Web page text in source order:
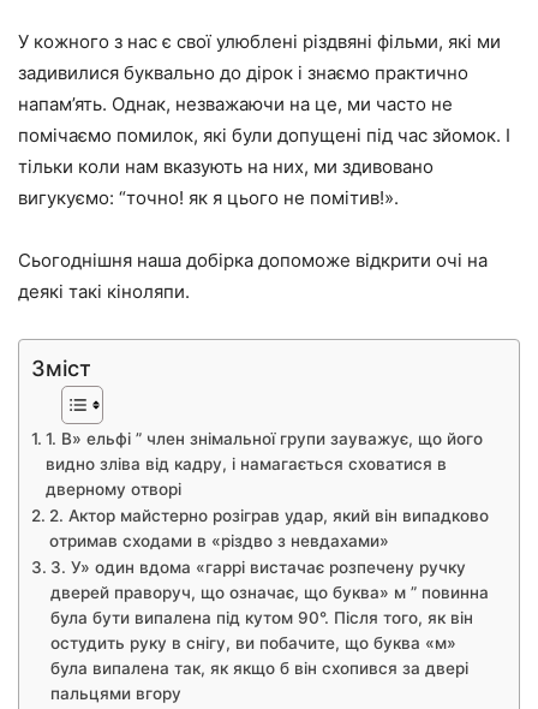
У кожного з нас є свої улюблені різдвяні фільми, які ми
задивилися буквально до дірок і знаємо практично
напам’ять. Однак, незважаючи на це, ми часто не
помічаємо помилок, які були допущені під час зйомок. І
тільки коли нам вказують на них, ми здивовано
вигукуємо: “точно! як я цього не помітив!».
Сьогоднішня наша добірка допоможе відкрити очі на
деякі такі кіноляпи.
Зміст
1. В» ельфі ” член знімальної групи зауважує, що його
видно зліва від кадру, і намагається сховатися в
дверному отворі
2. Актор майстерно розіграв удар, який він випадково
отримав сходами в «різдво з невдахами»
3. У» один вдома «гаррі вистачає розпечену ручку
дверей праворуч, що означає, що буква» м ” повинна
була бути випалена під кутом 90°. Після того, як він
остудить руку в снігу, ви побачите, що буква «м»
була випалена так, як якщо б він схопився за двері
пальцями вгору